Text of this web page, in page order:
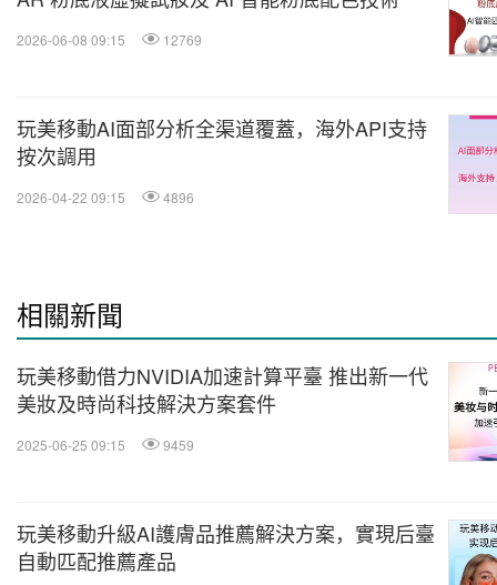
2026-06-08 09:15 12769
玩美移動AI面部分析全渠道覆蓋，海外API支持
按次調用
2026-04-22 09:15 4896
相關新聞
玩美移動借力NVIDIA加速計算平臺 推出新一代
美妝及時尚科技解決方案套件
2025-06-25 09:15 9459
玩美移動升級AI護膚品推薦解決方案，實現后臺
自動匹配推薦產品